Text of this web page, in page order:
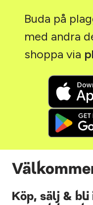
Buda på
med andra
shoppa via
Köp, sälj & bli